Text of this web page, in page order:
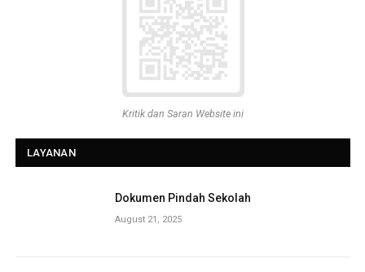
Kritik dan Saran Website ini
LAYANAN
Dokumen Pindah Sekolah
August 21, 2025